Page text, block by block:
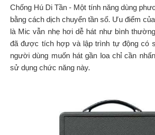
Chống Hú Di Tần - Một tính năng dùng
bằng cách dịch chuyển tần số. Ưu điểm
là Mic vẫn nhẹ hơi dễ hát như bình
đã được tích hợp và lập trình tự động có
người dùng muốn hát gần loa chỉ cần
sử dụng chức năng này.